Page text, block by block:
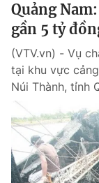
Quảng
gần 5 tỷ
(VTV.vn) - Vụ
tại khu vực
Núi Thành, tỉnh